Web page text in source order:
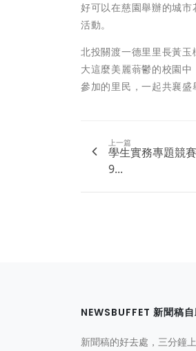
好可以在慈園舉辦的城
活動。
北投關渡一德里里長黃
大這麼美麗蓊鬱的校園
參加的里民，一起共襄盛
上一篇
學生實務專題競
9...
NEWSBUFFET 新聞稿
新聞稿的好去處，三分鐘